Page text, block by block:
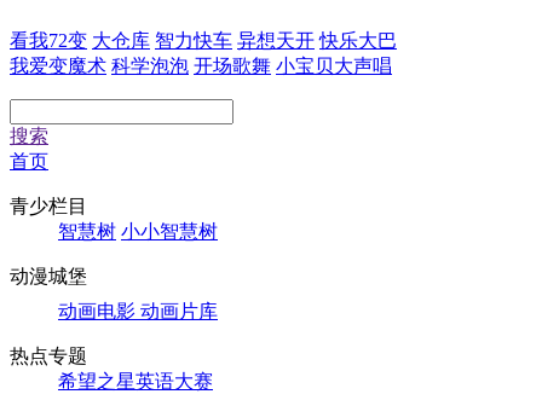
看我72变 大仓库 智力快车 异想天开 快乐大巴
我爱变魔术 科学泡泡 开场歌舞 小宝贝大声唱
搜索
首页
青少栏目
智慧树 小小智慧树
动漫城堡
动画电影 动画片库
热点专题
希望之星英语大赛